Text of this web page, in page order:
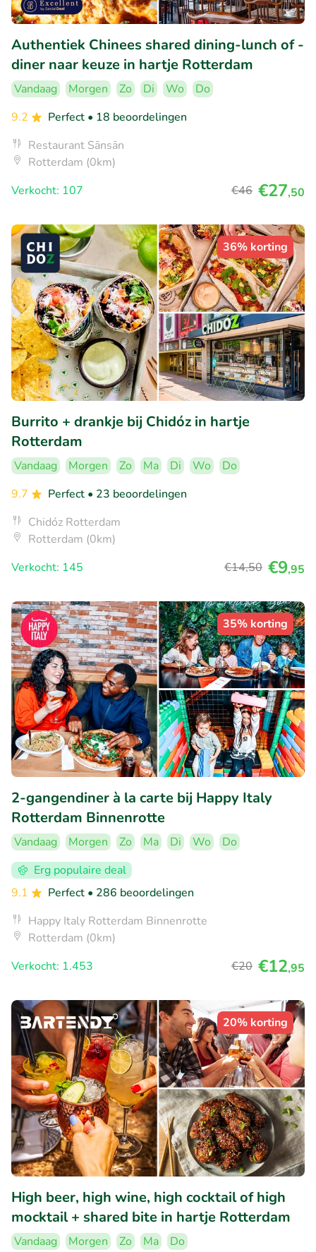
Authentiek Chinees shared dining-lunch of -
diner naar keuze in hartje Rotterdam
Vandaag Morgen Zo Di Wo
Do
9.2
Perfect • 18 beoordelingen
Restaurant Sānsān
Rotterdam (0km)
Verkocht: 107
€46 €27,50
36% korting
Burrito + drankje bij Chidóz in hartje
Rotterdam
Vandaag Morgen Zo Ma Di Wo
Do
9.7
Perfect • 23 beoordelingen
Chidóz Rotterdam
Rotterdam (0km)
Verkocht: 145
€14,50 €9,95
35% korting
2-gangendiner à la carte bij Happy Italy
Rotterdam Binnenrotte
Vandaag Morgen Zo Ma Di Wo
Do
Erg populaire deal
9.1
Perfect • 286 beoordelingen
Happy Italy Rotterdam Binnenrotte
Rotterdam (0km)
Verkocht: 1.453
€20 €12,95
20% korting
High beer, high wine, high cocktail of high
mocktail + shared bite in hartje Rotterdam
Vandaag Morgen Zo Ma Do